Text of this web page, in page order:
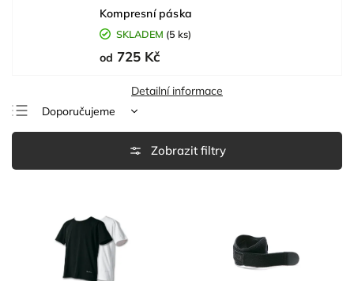
Kompresní páska
SKLADEM (5 ks)
od 725 Kč
Detailní informace
Doporučujeme
Nejlevnější